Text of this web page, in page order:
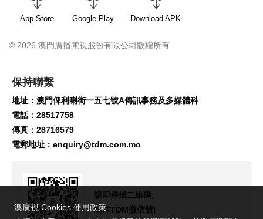
App Store Google Play Download APK
© 2026 澳門廣播電視股份有限公司版權所有
保持聯繫
地址：澳門俾利喇街一五七號A傳訊事務及多媒體科
電話：28517758
傳真：28716579
電郵地址： enquiry@tdm.com.mo
請即掃描二維碼,
關注TDM微信號!
澳廣視 Cookies 使用政策